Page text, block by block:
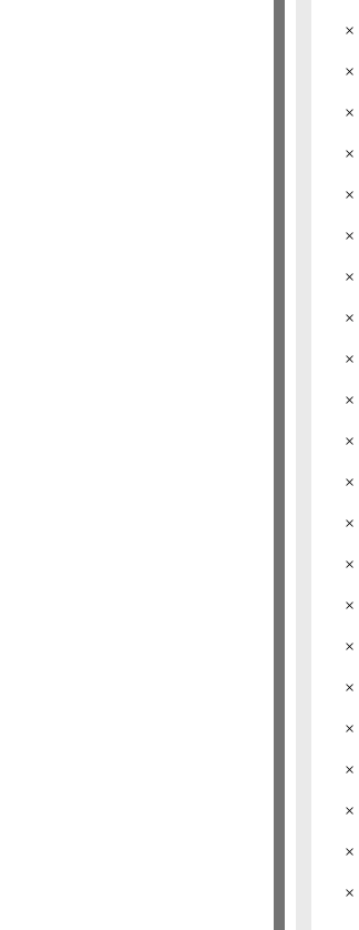
×
×
×
×
×
×
×
×
×
×
×
×
×
×
×
×
×
×
×
×
×
×